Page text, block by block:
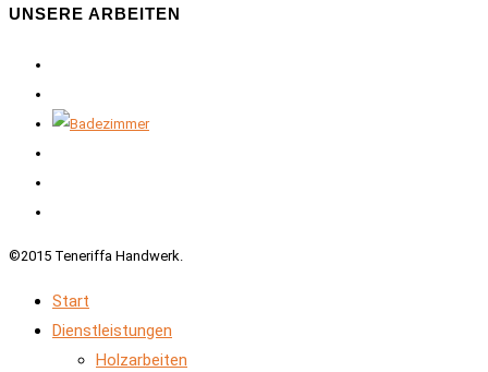
UNSERE ARBEITEN
©2015 Teneriffa Handwerk.
Start
Dienstleistungen
Holzarbeiten